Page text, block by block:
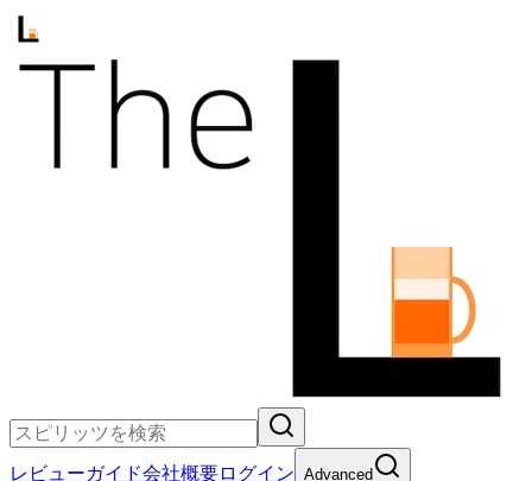
レビューガイド会社概要ログイン Advanced